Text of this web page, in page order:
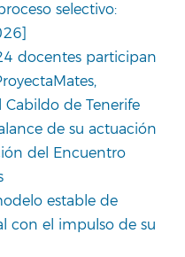
selectivo:
docentes participan
Cabildo de Tenerife
de su actuación
del Encuentro
estable de
con el impulso de su